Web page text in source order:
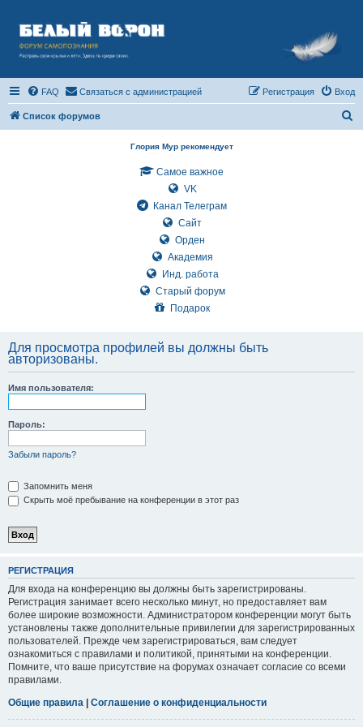
FAQ Связаться с администрацией Вход
Регистрация
Список форумов
Глория Мур рекомендует
Самое важное
VK
Канал Телеграм
Сайт
Орден
Академия
Инд. работа
Старый форум
Подарок
Для просмотра профилей вы должны быть
авторизованы.
Имя пользователя:
Пароль:
Забыли пароль?
Запомнить меня
Скрыть моё пребывание на конференции в этот раз
РЕГИСТРАЦИЯ
Для входа на конференцию вы должны быть зарегистрированы.
Регистрация занимает всего несколько минут, но предоставляет вам
более широкие возможности. Администратором конференции могут быть
установлены также дополнительные привилегии для зарегистрированных
пользователей. Прежде чем зарегистрироваться, вам следует
ознакомиться с правилами и политикой, принятыми на конференции.
Помните, что ваше присутствие на форумах означает согласие со всеми
правилами.
Общие правила
Соглашение о конфиденциальности